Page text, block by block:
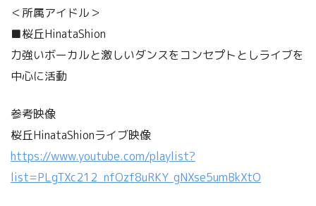
＜所属アイドル＞
■桜丘HinataShion
力強いボーカルと激しいダンスをコンセプトとしライブを
中心に活動
参考映像
桜丘HinataShionライブ映像
https://www.youtube.com/playlist?
list=PLgTXc212_nfOzf8uRKY_gNXse5umBkXtO